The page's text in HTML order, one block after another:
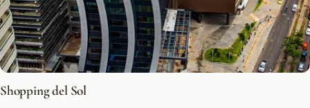
Shopping del Sol